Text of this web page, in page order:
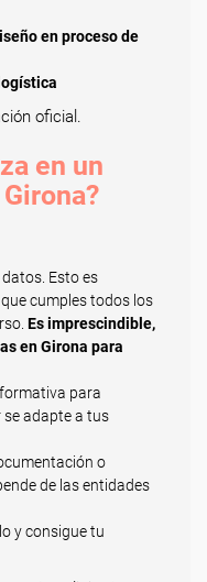
en proceso de
oficial.
en un
Esto es
cumples todos los
Es imprescindible,
en Girona para
para
se adapte a tus
o
de las entidades
y consigue tu